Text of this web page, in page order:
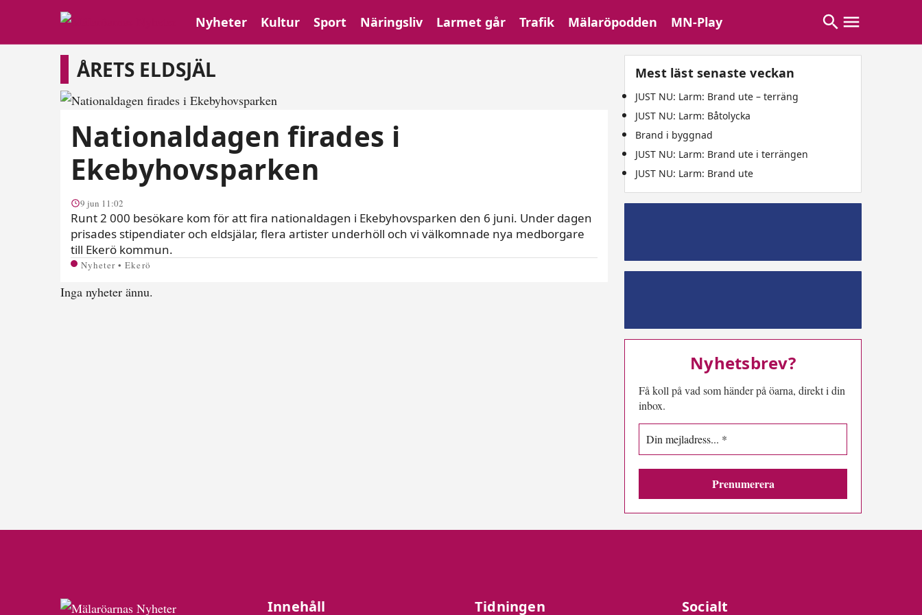
Nyheter Kultur Sport Näringsliv Larmet går Trafik Mälaröpodden MN-Play
Årets eldsjäl
ÅRETS ELDSJÄL
Nationaldagen firades i
Ekebyhovsparken
9 jun 11:02
Runt 2 000 besökare kom för att fira nationaldagen i Ekebyhovsparken den 6 juni. Under dagen
prisades stipendiater och eldsjälar, flera artister underhöll och vi välkomnade nya medborgare
till Ekerö kommun.
Nyheter • Ekerö
Inga nyheter ännu.
Mest läst senaste veckan
JUST NU: Larm: Brand ute – terräng
JUST NU: Larm: Båtolycka
Brand i byggnad
JUST NU: Larm: Brand ute i terrängen
JUST NU: Larm: Brand ute
Nyhetsbrev?
Få koll på vad som händer på öarna, direkt i din
inbox.
Innehåll Tidningen Socialt